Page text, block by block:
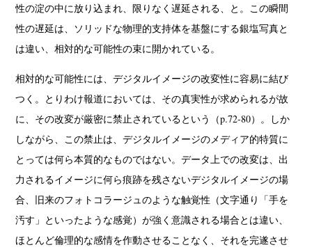
性の淀の中に放り込まれ、限りなく遅延される、と。この瞬間
性の遅延は、ソリッドな物理的支持体を基盤にする銀塩写真と
は違い、相対的な可能性の束に開かれている。
相対的な可能性には、デジタルイメージの改変性に容易に結び
つく。とりわけ報道においては、その真実性が求められるが故
に、その改変が厳密に禁止されているという（p.72-80）。しか
しながら、この禁止は、デジタルイメージのメディア的特質に
とっては何ら本質的なものではない。データ上での改変は、出
力されるイメージに何ら痕跡を残さないデジタルイメージの場
合、旧来のフォトコラージュのような触覚性（文字通り「手を
汚す」といったような感覚）が強く意識される場合とは違い、
ほとんど倫理的な感情を作動させることなく、それを完遂させ